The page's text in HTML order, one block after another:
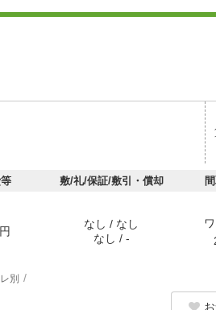
敷/礼/保証/敷引・償却
なし / なし
なし / -
別